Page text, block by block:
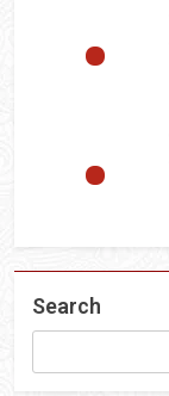
Search